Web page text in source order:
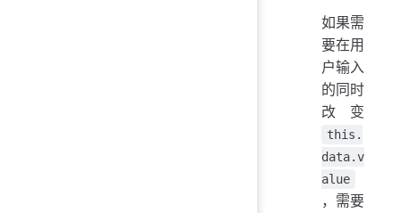
如果需
要在用
户输入
的同时
改变
this.
data.v
alue
，需要